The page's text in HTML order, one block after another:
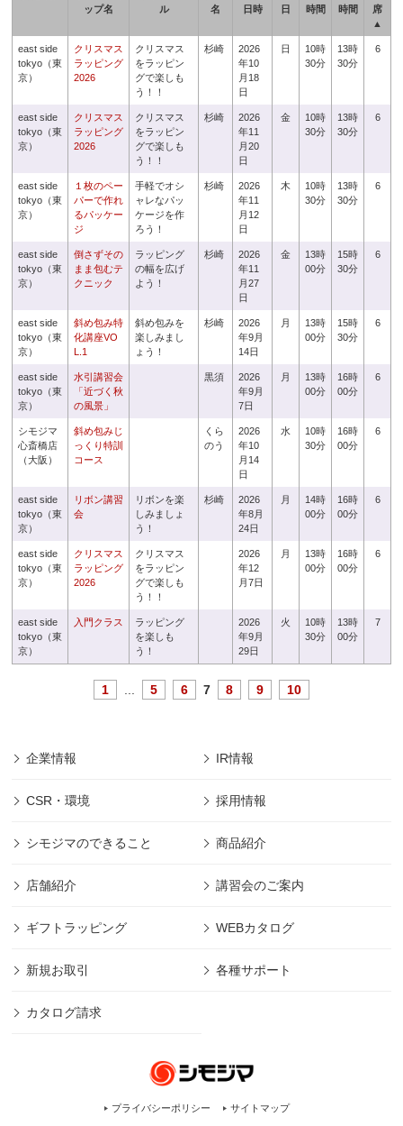
ップ名
ル
名
日時
日
時間
時間
席
▲
east side
tokyo（東
京）
クリスマス
ラッピング
2026
クリスマス
をラッピン
グで楽しも
う！！
杉崎
2026
年10
月18
日
日
10時
30分
13時
30分
6
east side
tokyo（東
京）
クリスマス
ラッピング
2026
クリスマス
をラッピン
グで楽しも
う！！
杉崎
2026
年11
月20
日
金
10時
30分
13時
30分
6
east side
tokyo（東
京）
１枚のペー
パーで作れ
るパッケー
ジ
手軽でオシ
ャレなパッ
ケージを作
ろう！
杉崎
2026
年11
月12
日
木
10時
30分
13時
30分
6
east side
tokyo（東
京）
倒さずその
まま包むテ
クニック
ラッピング
の幅を広げ
よう！
杉崎
2026
年11
月27
日
金
13時
00分
15時
30分
6
east side
tokyo（東
京）
斜め包み特
化講座VO
L.1
斜め包みを
楽しみまし
ょう！
杉崎
2026
年9月
14日
月
13時
00分
15時
30分
6
east side
tokyo（東
京）
水引講習会
「近づく秋
の風景」
黒須
2026
年9月
7日
月
13時
00分
16時
00分
6
シモジマ
心斎橋店
（大阪）
斜め包みじ
っくり特訓
コース
くら
のう
2026
年10
月14
日
水
10時
30分
16時
00分
6
east side
tokyo（東
京）
リボン講習
会
リボンを楽
しみましょ
う！
杉崎
2026
年8月
24日
月
14時
00分
16時
00分
6
east side
tokyo（東
京）
クリスマス
ラッピング
2026
クリスマス
をラッピン
グで楽しも
う！！
2026
年12
月7日
月
13時
00分
16時
00分
6
east side
tokyo（東
京）
入門クラス
ラッピング
を楽しも
う！
2026
年9月
29日
火
10時
30分
13時
00分
7
1 5 6 7 8 9 10
企業情報 IR情報
CSR・環境 採用情報
シモジマのできること 商品紹介
店舗紹介 講習会のご案内
ギフトラッピング WEBカタログ
新規お取引 各種サポート
カタログ請求
プライバシーポリシー サイトマップ